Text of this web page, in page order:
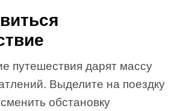
путешествия дарят массу
Выделите на поездку
обстановку